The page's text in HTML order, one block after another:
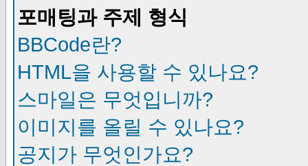
포매팅과 주제 형식
BBCode란?
HTML을 사용할 수 있나요?
스마일은 무엇입니까?
이미지를 올릴 수 있나요?
공지가 무엇인가요?